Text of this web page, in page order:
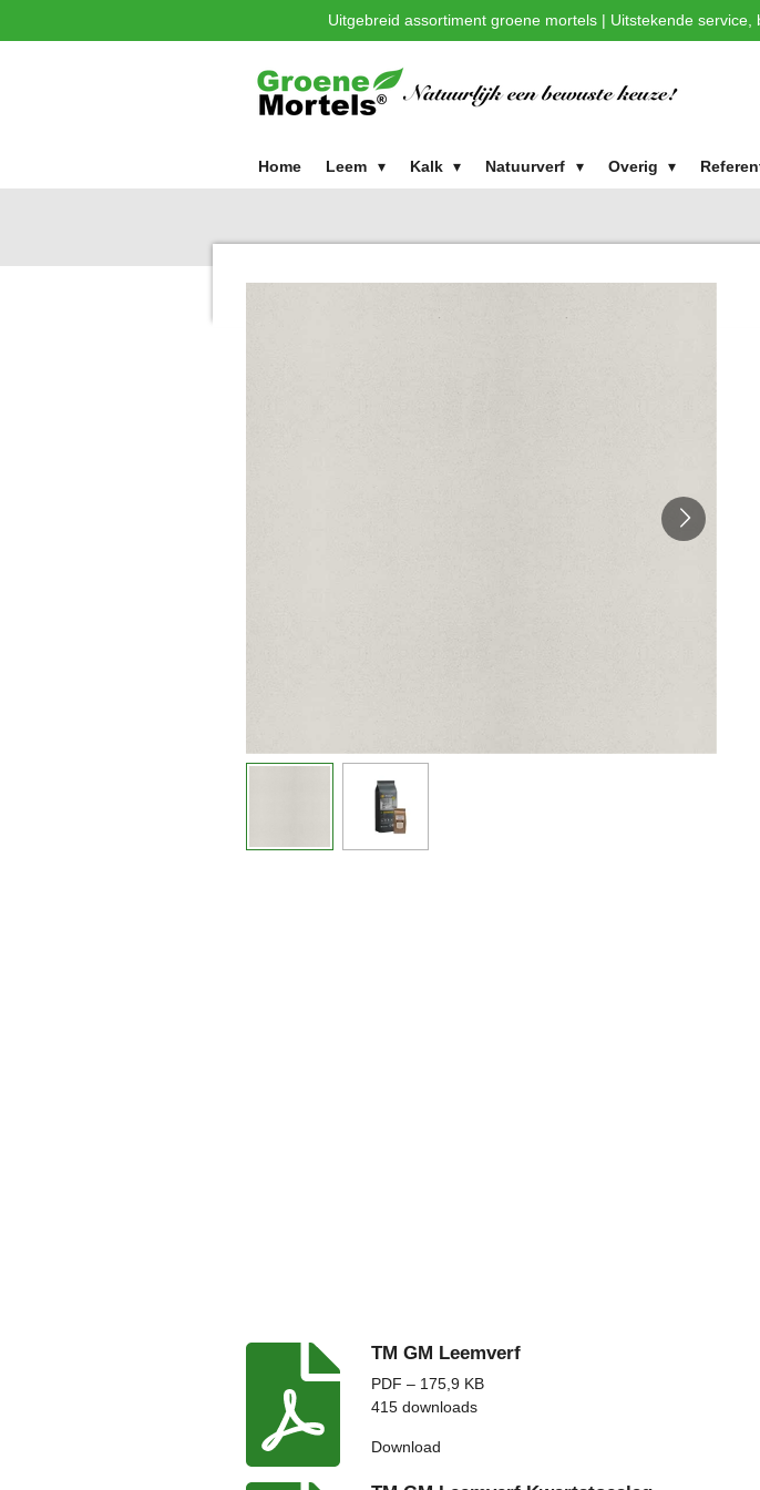
Uitgebreid assortiment groene mortels | Uitstekende
Home Leem Kalk Natuurverf Overig
TM GM Leemverf
PDF – 175,9 KB
415 downloads
Download